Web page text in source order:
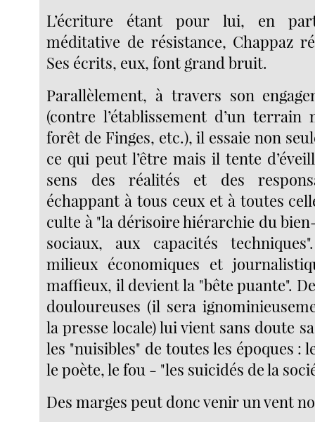
L’écriture étant pour lui, en
méditative de résistance, Chappaz
Ses écrits, eux, font grand bruit.
Parallèlement, à travers son
(contre l’établissement d’un
forêt de Finges, etc.), il essaie non
ce qui peut l’être mais il tente
sens des réalités et des
échappant à tous ceux et à toutes
culte à "la dérisoire hiérarchie du
sociaux, aux capacités
milieux économiques et
maffieux, il devient la "bête puante".
douloureuses (il sera
la presse locale) lui vient sans doute
les "nuisibles" de toutes les époques :
le poète, le fou - "les suicidés de la
Des marges peut donc venir un vent